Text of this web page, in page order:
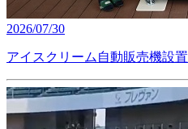
2026/07/30
アイスクリーム自動販売機設置